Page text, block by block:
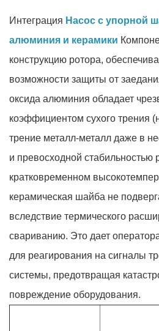
Интеграция Насос с упорной
алюминия и керамики
конструкцию ротора,
возможности защиты от
оксида алюминия обладает
коэффициентом сухого трения
трение металл-металл даже в
и превосходной
кратковременном
керамическая шайба не
вследствие термического
свариванию. Это дает
для реагирования на сигналы
системы, предотвращая
повреждение оборудования.